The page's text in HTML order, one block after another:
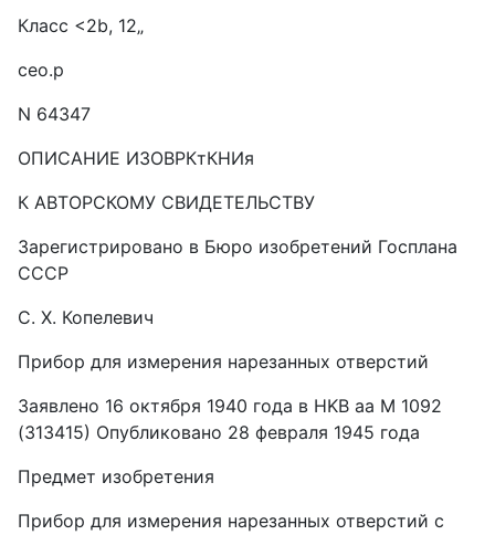
Класс <2b, 12„
ceo.p
N 64347
ОПИСАНИЕ ИЗОВРКтКНИя
К АВТОРСКОМУ СВИДЕТЕЛЬСТВУ
Зарегистрировано в Бюро изобретений Госплана
СССР
С. Х. Копелевич
Прибор для измерения нарезанных отверстий
Заявлено 16 октября 1940 года в HKB аа М 1092
(313415) Опубликовано 28 февраля 1945 года
Предмет изобретения
Прибор для измерения нарезанных отверстий с